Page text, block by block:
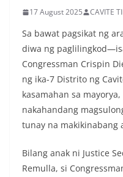
17 August 2025 CAVITE
Sa bawat pagsikat ng
diwa ng
Congressman Crispin
ng ika-7 Distrito ng
kasamahan sa
nakahandang
tunay na makikinabang
Bilang anak ni Justice
Remulla, si